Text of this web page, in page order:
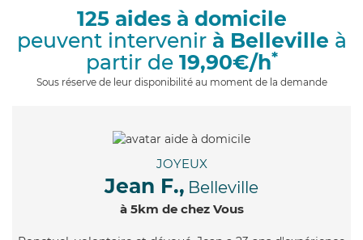
i
125 aides à domicile
peuvent intervenir à Belleville à
partir de 19,90€/h*
Sous réserve de leur disponibilité au moment de la demande
JOYEUX
Jean F., Belleville
à 5km de chez Vous